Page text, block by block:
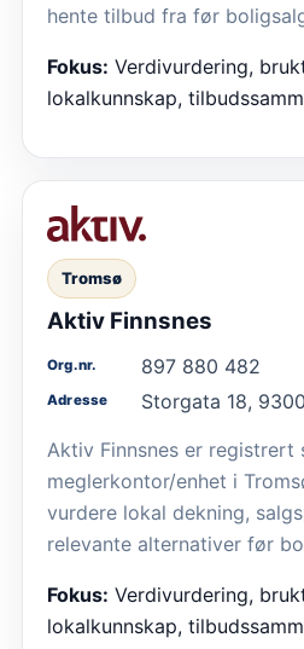
hente tilbud fra før
Fokus: Verdivurdering,
lokalkunnskap,
Tromsø
Aktiv Finnsnes
Org.nr. 897 880 482
Adresse
Storgata 18,
Aktiv Finnsnes er registrert
meglerkontor/enhet i
vurdere lokal dekning,
relevante alternativer før
Fokus: Verdivurdering,
lokalkunnskap,